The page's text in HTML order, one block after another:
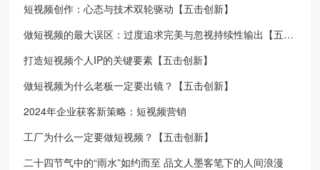
短视频创作：心态与技术双轮驱动【五击创新】
做短视频的最大误区：过度追求完美与忽视持续性输出【五击创新】
打造短视频个人IP的关键要素【五击创新】
做短视频为什么老板一定要出镜？【五击创新】
2024年企业获客新策略：短视频营销
工厂为什么一定要做短视频？【五击创新】
二十四节气中的“雨水”如约而至 品文人墨客笔下的人间浪漫